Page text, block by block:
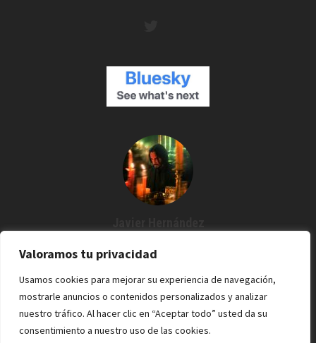
Valoramos tu privacidad
Usamos cookies para mejorar su experiencia de navegación,
mostrarle anuncios o contenidos personalizados y analizar
nuestro tráfico. Al hacer clic en “Aceptar todo” usted da su
consentimiento a nuestro uso de las cookies.
entonces estoy por aquí. Cine / Rock /Pixel.